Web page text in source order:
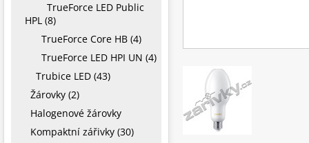
TrueForce LED Public
HPL (8)
TrueForce Core HB (4)
TrueForce LED HPI UN (4)
Trubice LED (43)
Žárovky (2)
Halogenové žárovky
Kompaktní zářivky (30)